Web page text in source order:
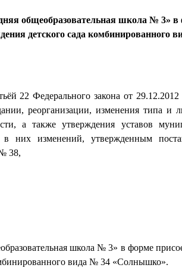
общеобразовательная школа № 3» в
детского сада комбинированного
22 Федерального закона от
реорганизации, изменения типа и
а также утверждения уставов
в них изменений, утвержденным
38,
школа № 3» в форме
вида № 34 «Солнышко».